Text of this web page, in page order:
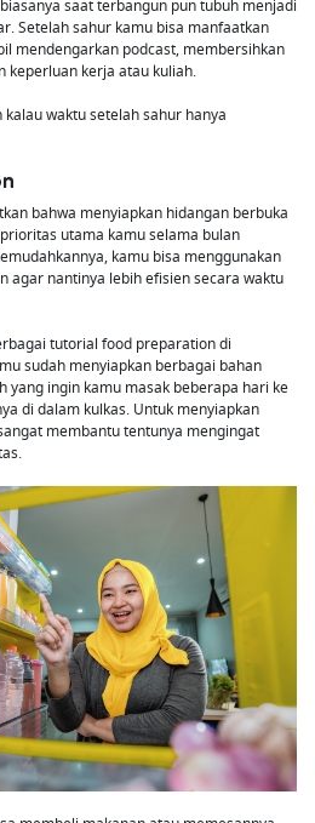
saat terbangun pun tubuh menjadi
Setelah sahur kamu bisa manfaatkan
mendengarkan podcast, membersihkan
keperluan kerja atau kuliah.
kalau waktu setelah sahur hanya
bahwa menyiapkan hidangan berbuka
utama kamu selama bulan
kamu bisa menggunakan
agar nantinya lebih efisien secara waktu
tutorial food preparation di
sudah menyiapkan berbagai bahan
yang ingin kamu masak beberapa hari ke
di dalam kulkas. Untuk menyiapkan
membantu tentunya mengingat